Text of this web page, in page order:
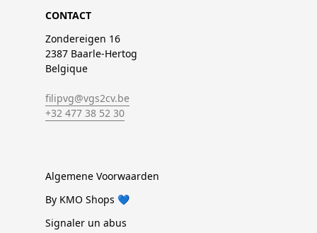
CONTACT
Zondereigen 16
2387 Baarle-Hertog
Belgique
filipvg@vgs2cv.be
+32 477 38 52 30
Algemene Voorwaarden
By KMO Shops 💙
Signaler un abus